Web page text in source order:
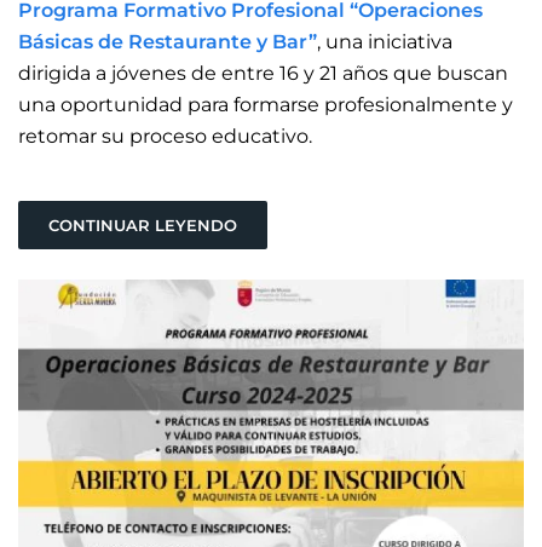
Programa Formativo Profesional “Operaciones
Básicas de Restaurante y Bar”, una iniciativa
dirigida a jóvenes de entre 16 y 21 años que buscan
una oportunidad para formarse profesionalmente y
retomar su proceso educativo.
CONTINUAR LEYENDO